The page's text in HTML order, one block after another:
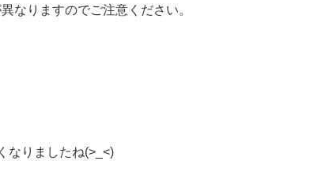
なりますのでご注意ください。
なりましたね(>_<)